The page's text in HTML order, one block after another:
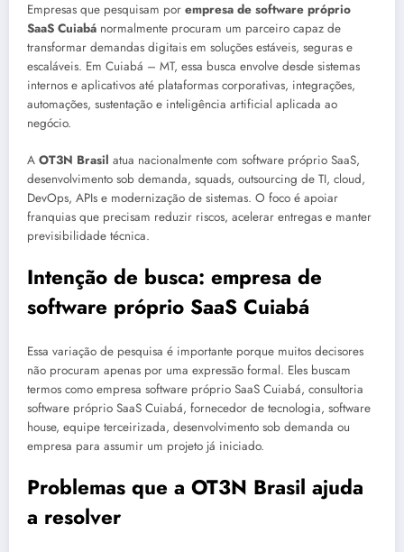
Empresas que pesquisam por empresa de software próprio
SaaS Cuiabá normalmente procuram um parceiro capaz de
transformar demandas digitais em soluções estáveis, seguras e
escaláveis. Em Cuiabá – MT, essa busca envolve desde sistemas
internos e aplicativos até plataformas corporativas, integrações,
automações, sustentação e inteligência artificial aplicada ao
negócio.
A OT3N Brasil atua nacionalmente com software próprio SaaS,
desenvolvimento sob demanda, squads, outsourcing de TI, cloud,
DevOps, APIs e modernização de sistemas. O foco é apoiar
franquias que precisam reduzir riscos, acelerar entregas e manter
previsibilidade técnica.
Intenção de busca: empresa de
software próprio SaaS Cuiabá
Essa variação de pesquisa é importante porque muitos decisores
não procuram apenas por uma expressão formal. Eles buscam
termos como empresa software próprio SaaS Cuiabá, consultoria
software próprio SaaS Cuiabá, fornecedor de tecnologia, software
house, equipe terceirizada, desenvolvimento sob demanda ou
empresa para assumir um projeto já iniciado.
Problemas que a OT3N Brasil ajuda
a resolver